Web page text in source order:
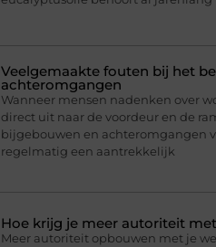
Veelgemaakte fouten bij het
achteromgangen
Wanneer mensen nadenken over
direct uit naar de voordeur en de
bijgebouwen en achteromgangen
regelmatig een aantrekkelijk
Hoe krijg je meer autoriteit
Meer autoriteit opbouwen met je